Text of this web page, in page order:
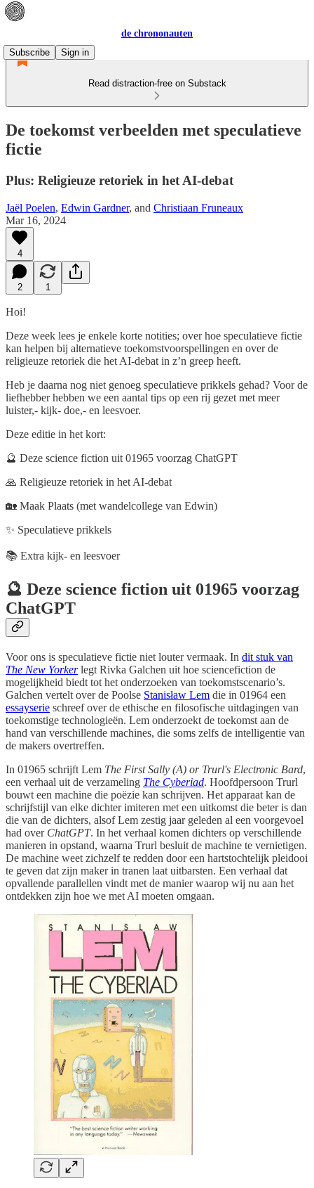
de chrononauten
Subscribe
Sign in
Read distraction-free on Substack
De toekomst verbeelden met speculatieve
fictie
Plus: Religieuze retoriek in het AI-debat
Jaël Poelen, Edwin Gardner, and Christiaan Fruneaux
Mar 16, 2024
4
2 1
Hoi!
Deze week lees je enkele korte notities; over hoe speculatieve fictie
kan helpen bij alternatieve toekomstvoorspellingen en over de
religieuze retoriek die het AI-debat in z’n greep heeft.
Heb je daarna nog niet genoeg speculatieve prikkels gehad? Voor de
liefhebber hebben we een aantal tips op een rij gezet met meer
luister,- kijk- doe,- en leesvoer.
Deze editie in het kort:
🔮 Deze science fiction uit 01965 voorzag ChatGPT
🙏 Religieuze retoriek in het AI-debat
🏡 Maak Plaats (met wandelcollege van Edwin)
✨ Speculatieve prikkels
📚 Extra kijk- en leesvoer
🔮 Deze science fiction uit 01965 voorzag
ChatGPT
Voor ons is speculatieve fictie niet louter vermaak. In dit stuk van
The New Yorkerlegt Rivka Galchen uit hoe sciencefiction de
mogelijkheid biedt tot het onderzoeken van toekomstscenario’s.
Galchen vertelt over de Poolse Stanisław Lem die in 01964 een
essayserie schreef over de ethische en filosofische uitdagingen van
toekomstige technologieën. Lem onderzoekt de toekomst aan de
hand van verschillende machines, die soms zelfs de intelligentie van
de makers overtreffen.
In 01965 schrijft Lem The First Sally (A) or Trurl's Electronic Bard,
een verhaal uit de verzameling The Cyberiad. Hoofdpersoon Trurl
bouwt een machine die poëzie kan schrijven. Het apparaat kan de
schrijfstijl van elke dichter imiteren met een uitkomst die beter is dan
die van de dichters, alsof Lem zestig jaar geleden al een voorgevoel
had over ChatGPT. In het verhaal komen dichters op verschillende
manieren in opstand, waarna Trurl besluit de machine te vernietigen.
De machine weet zichzelf te redden door een hartstochtelijk pleidooi
te geven dat zijn maker in tranen laat uitbarsten. Een verhaal dat
opvallende parallellen vindt met de manier waarop wij nu aan het
ontdekken zijn hoe we met AI moeten omgaan.